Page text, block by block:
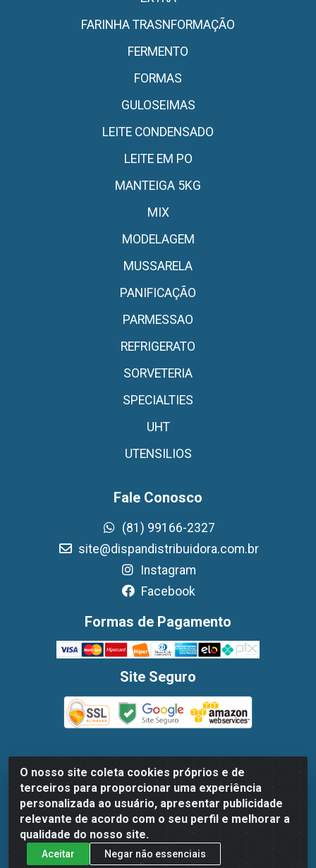
O nosso site coleta cookies próprios e de
terceiros para proporcionar uma experiência
personalizada ao usuário, apresentar publicidade
relevante de acordo com o seu perfil e melhorar a
qualidade do nosso site.
Aceitar Negar não essenciais
FARINHA TRASNFORMAÇÃO
FERMENTO
FORMAS
GULOSEIMAS
LEITE CONDENSADO
LEITE EM PO
MANTEIGA 5KG
MIX
MODELAGEM
MUSSARELA
PANIFICAÇÃO
PARMESSAO
REFRIGERATO
SORVETERIA
SPECIALTIES
UHT
UTENSILIOS
Fale Conosco
(81) 99166-2327
site@dispandistribuidora.com.br
Instagram
Facebook
Formas de Pagamento
Site Seguro
Dispan Distribuidora de Alimentos LTDA - Avenida
Marechal Mascarenhas De Moraes, 1048- Imbiribeira,
Recife/PE - CEP 51.170-000 - CNPJ 30.779.584/0003-78